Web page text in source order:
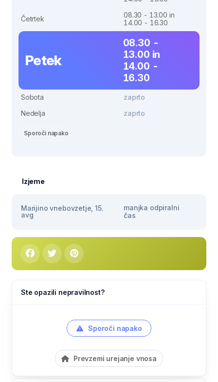
Četrtek
08.30 - 13.00 in
14.00 - 16.30
Petek
08.30 -
13.00 in
14.00 -
16.30
Sobota
zaprto
Nedelja
zaprto
Sporoči napako
Izjeme
Marijino vnebovzetje, 15.
avg
manjka odpiralni
čas
Ste opazili nepravilnost?
Sporoči napako
Prevzemi urejanje vnosa